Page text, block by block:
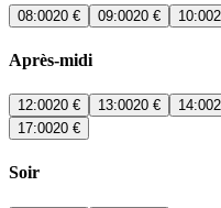
08:0020 € 09:0020 € 10:00
Après-midi
12:0020 € 13:0020 € 14:00
17:0020 €
Soir